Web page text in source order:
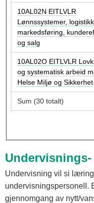
10AL02N EITLVLR
Lønnssystemer, logistikk,
markedsføring,
og salg
10AL02O EITLVLR
og systematisk arbeid
Helse Miljø og Sikkerhet
Sum (30 totalt)
Undervisning vil si
undervisningspersonell.
gjennomgang av nytt/